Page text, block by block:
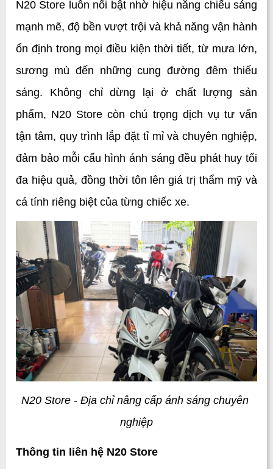
N20 Store luôn nổi bật nhờ hiệu năng chiếu sáng
mạnh mẽ, độ bền vượt trội và khả năng vận hành
ổn định trong mọi điều kiện thời tiết, từ mưa lớn,
sương mù đến những cung đường đêm thiếu
sáng. Không chỉ dừng lại ở chất lượng sản
phẩm, N20 Store còn chú trọng dịch vụ tư vấn
tận tâm, quy trình lắp đặt tỉ mỉ và chuyên nghiệp,
đảm bảo mỗi cấu hình ánh sáng đều phát huy tối
đa hiệu quả, đồng thời tôn lên giá trị thẩm mỹ và
cá tính riêng biệt của từng chiếc xe.
N20 Store - Địa chỉ nâng cấp ánh sáng chuyên
nghiệp
Thông tin liên hệ N20 Store